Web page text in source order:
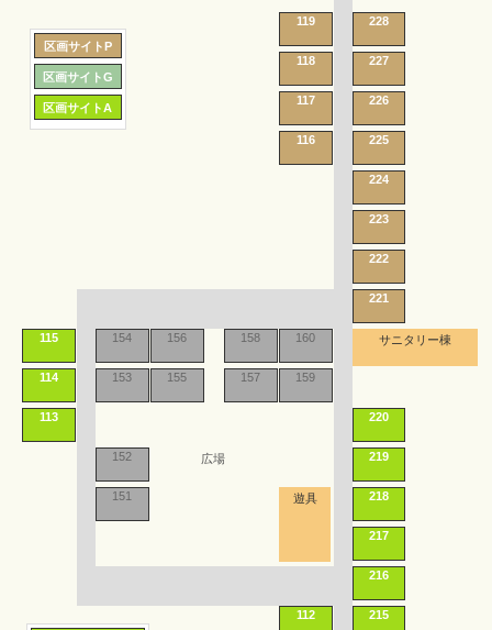
119
118
117
116
228
227
226
225
224
223
222
221
115
114
113
154
153
152
151
156
155
158
157 159
160
220
219
218
217
216
215
112
区画サイトP
区画サイトG
区画サイトA
サニタリー棟
遊具
広場